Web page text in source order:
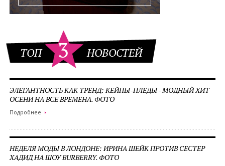
ТОП 3 НОВОСТЕЙ
ЭЛЕГАНТНОСТЬ КАК ТРЕНД: КЕЙПЫ-ПЛЕДЫ - МОДНЫЙ ХИТ
ОСЕНИ НА ВСЕ ВРЕМЕНА. ФОТО
Подробнее
НЕДЕЛЯ МОДЫ В ЛОНДОНЕ: ИРИНА ШЕЙК ПРОТИВ СЕСТЕР
ХАДИД НА ШОУ BURBERRY. ФОТО